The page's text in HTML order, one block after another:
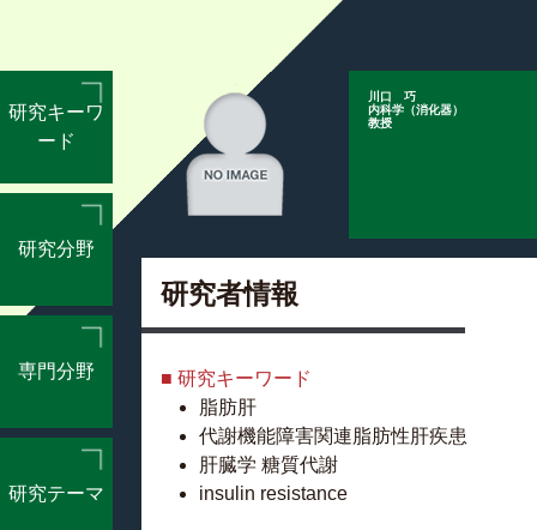
研究キーワ
ード
研究分野
専門分野
研究テーマ
川口 巧
内科学（消化器）
教授
研究者情報
■ 研究キーワード
脂肪肝
代謝機能障害関連脂肪性肝疾患
肝臓学 糖質代謝
insulin resistance